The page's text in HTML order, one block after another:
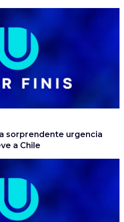
sorprendente urgencia
a Chile